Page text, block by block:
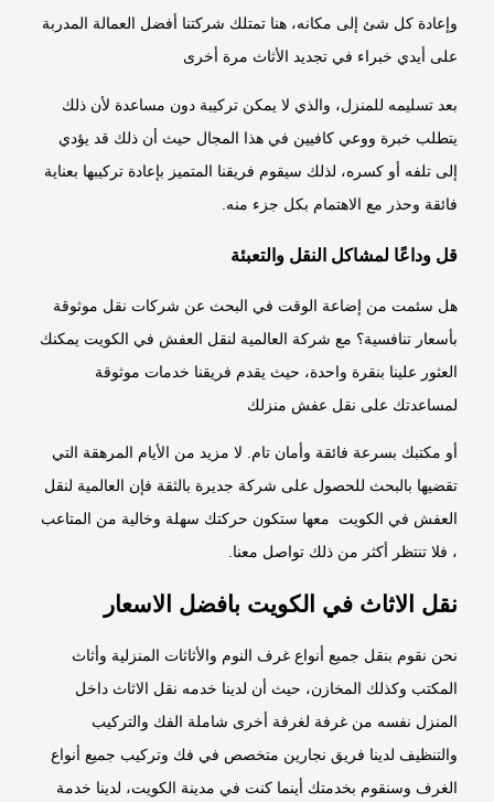
وإعادة كل شئ إلى مكانه، هنا تمتلك شركتنا أفضل العمالة المدربة
على أيدي خبراء في تجديد الأثاث مرة أخرى
بعد تسليمه للمنزل، والذي لا يمكن تركيبة دون مساعدة لأن ذلك
يتطلب خبرة ووعي كافيين في هذا المجال حيث أن ذلك قد يؤدي
إلى تلفه أو كسره، لذلك سيقوم فريقنا المتميز بإعادة تركيبها بعناية
فائقة وحذر مع الاهتمام بكل جزء منه.
قل وداعًا لمشاكل النقل والتعبئة
هل سئمت من إضاعة الوقت في البحث عن شركات نقل موثوقة
بأسعار تنافسية؟ مع شركة العالمية لنقل العفش في الكويت يمكنك
العثور علينا بنقرة واحدة، حيث يقدم فريقنا خدمات موثوقة
لمساعدتك على نقل عفش منزلك
أو مكتبك بسرعة فائقة وأمان تام. لا مزيد من الأيام المرهقة التي
تقضيها بالبحث للحصول على شركة جديرة بالثقة فإن العالمية لنقل
العفش في الكويت معها ستكون حركتك سهلة وخالية من المتاعب
، فلا تنتظر أكثر من ذلك تواصل معنا.
نقل الاثاث في الكويت بافضل الاسعار
نحن نقوم بنقل جميع أنواع غرف النوم والأثاثات المنزلية وأثاث
المكتب وكذلك المخازن، حيث أن لدينا خدمه نقل الاثاث داخل
المنزل نفسه من غرفة لغرفة أخرى شاملة الفك والتركيب
والتنظيف لدينا فريق نجارين متخصص في فك وتركيب جميع أنواع
الغرف وسنقوم بخدمتك أينما كنت في مدينة الكويت، لدينا خدمة